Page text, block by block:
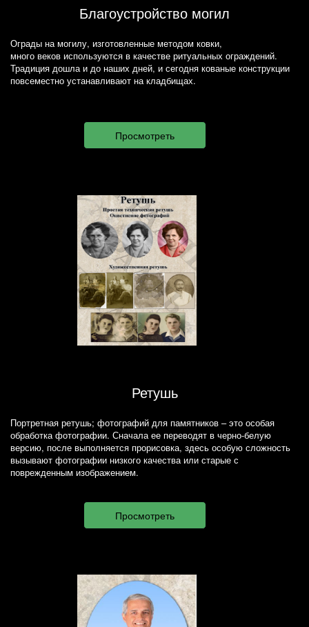
Благоустройство могил
Ограды на могилу, изготовленные методом ковки,
много веков используются в качестве ритуальных ограждений.
Традиция дошла и до наших дней, и сегодня кованые конструкции
повсеместно устанавливают на кладбищах.
Ретушь
Портретная ретушь; фотографий для памятников – это особая
обработка фотографии. Сначала ее переводят в черно-белую
версию, после выполняется прорисовка, здесь особую сложность
вызывают фотографии низкого качества или старые с
поврежденным изображением.